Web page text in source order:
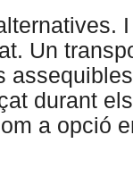
Un
durant
a opció